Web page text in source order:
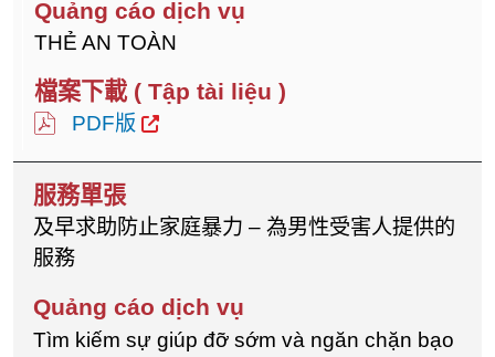
THẺ AN TOÀN
PDF版
及早求助防止家庭暴力 – 為男性受害人提供的
服務
Tìm kiếm sự giúp đỡ sớm và ngăn chặn bạo